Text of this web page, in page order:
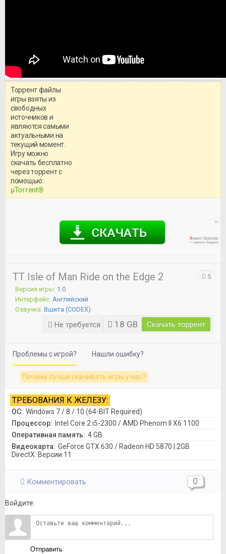
системными требованиями и
Торрент файлы
игры взяты из
свободных
источников и
являются самыми
актуальными на
текущий момент.
Игру можно
скачать бесплатно
через торрент с
помощью:
μTorrent®
TT Isle of Man Ride on the Edge 2
Версия игры: 1.0
Интерфейс: Английский
Озвучка: Вшита (CODEX)
Не требуется 18 GB Скачать торрент
5
Проблемы с игрой? Нашли ошибку?
Почему лучше скачивать игры у нас?
ТРЕБОВАНИЯ К ЖЕЛЕЗУ:
ОС: Windows 7 / 8 / 10 (64-BIT Required)
Процессор: Intel Core 2 i5-2300 / AMD Phenom II X6 1100
Оперативная память: 4 GB
Видеокарта: GeForce GTX 630 / Radeon HD 5870 | 2GB
DirectX: Версии 11
Комментировать 0
Войдите:
Отправить